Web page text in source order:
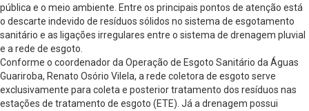
pública e o meio ambiente. Entre os principais pontos de atenção está
o descarte indevido de resíduos sólidos no sistema de esgotamento
sanitário e as ligações irregulares entre o sistema de drenagem pluvial
e a rede de esgoto.
Conforme o coordenador da Operação de Esgoto Sanitário da Águas
Guariroba, Renato Osório Vilela, a rede coletora de esgoto serve
exclusivamente para coleta e posterior tratamento dos resíduos nas
estações de tratamento de esgoto (ETE). Já a drenagem possui